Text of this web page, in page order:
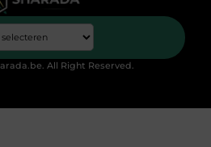
All Right Reserved.